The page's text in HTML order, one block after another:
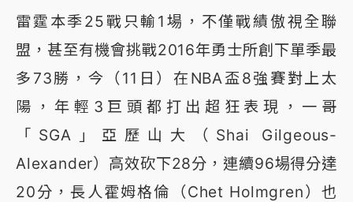
雷霆本季25戰只輸1場，不僅戰績傲視全聯
盟，甚至有機會挑戰2016年勇士所創下單季最
多73勝，今（11日）在NBA盃8強賽對上太
陽，年輕3巨頭都打出超狂表現，一哥
「SGA」亞歷山大（Shai Gilgeous-
Alexander）高效砍下28分，連續96場得分達
20分，長人霍姆格倫（Chet Holmgren）也